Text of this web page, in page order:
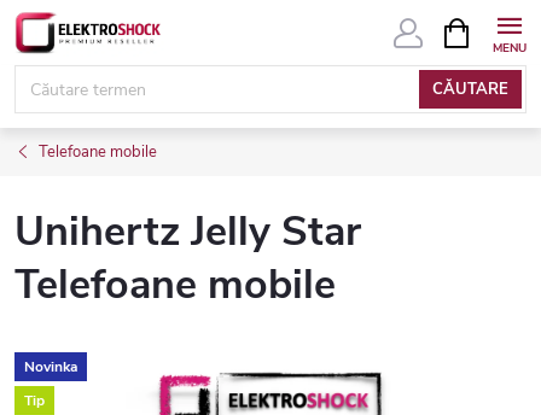
Treci
conținut
CĂUTARE
COŞ
DE
Telefoane mobile
Unihertz Jelly Star
Telefoane mobile
Novinka
Tip